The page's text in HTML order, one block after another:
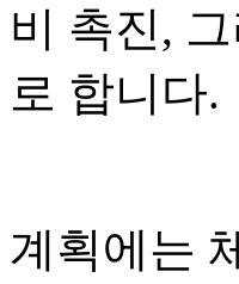
비 촉진,
로 합니다.
계획에는